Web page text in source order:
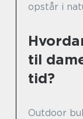
opstår i
til
tid?
Outdoor